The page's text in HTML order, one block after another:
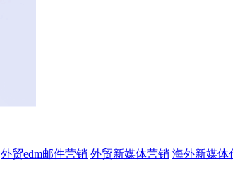
外贸edm邮件营销 外贸新媒体营销 海外新媒体